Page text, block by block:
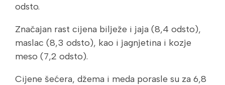
odsto.
Značajan rast cijena bilježe i jaja (8,4 odsto),
maslac (8,3 odsto), kao i jagnjetina i kozje
meso (7,2 odsto).
Cijene šećera, džema i meda porasle su za 6,8